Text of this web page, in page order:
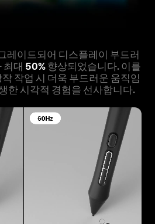
레이드되어 디스플레이 부드러
최대 50% 향상되었습니다. 이를
작업 시 더욱 부드러운 움직임
한 시각적 경험을 선사합니다.